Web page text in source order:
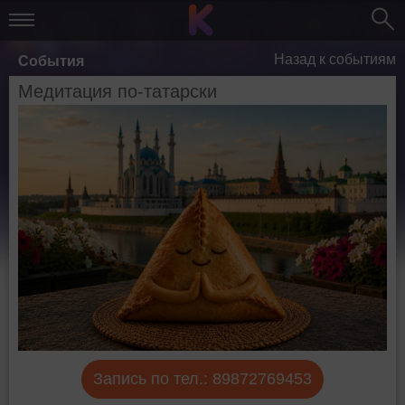
События Назад к событиям
Медитация по-татарски
Запись по тел.: 89872769453